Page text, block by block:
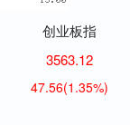
创业板指
3563.12
47.56(1.35%)